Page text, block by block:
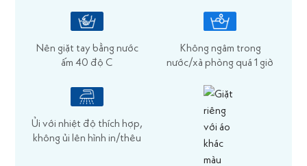
Nên giặt tay bằng nước
ấm 40 độ C
Không ngâm trong
nước/xà phòng quá 1 giờ
Ủi với nhiệt độ thích hợp,
không ủi lên hình in/thêu